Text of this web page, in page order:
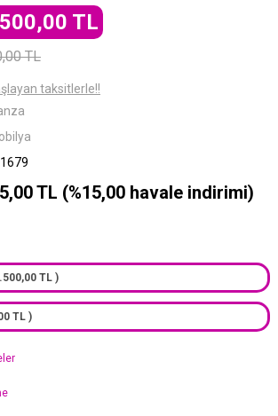
TL
TL
taksitlerle!!
TL (%15,00 havale indirimi)
TL )
TL )